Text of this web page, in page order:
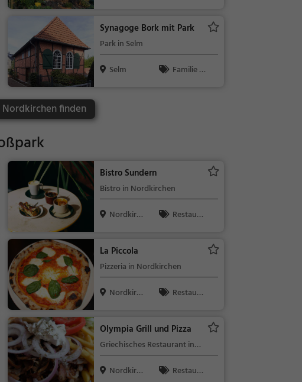
Synagoge Bork mit Park
Park in Selm
Selm
Familie &
finden
Bistro Sundern
Bistro in Nordkirchen
Nordkirch
Restaura
La Piccola
Pizzeria in Nordkirchen
Nordkirch
Restaura
enisch, Mitta
gessen, Euro
tarisch, Medi
Olympia Grill und Pizza
Griechisches Restaurant in
Nordkirchen
Nordkirch
Restaura